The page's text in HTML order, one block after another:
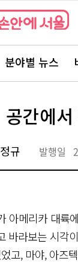
분야별 뉴스
공간에
규 발행일
아메리카 대륙
바라보는 시각
고, 마야, 아즈